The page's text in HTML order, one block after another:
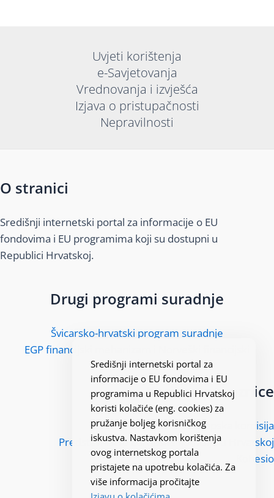
Uvjeti korištenja
e-Savjetovanja
Vrednovanja i izvješća
Izjava o pristupačnosti
Nepravilnosti
O stranici
Središnji internetski portal za informacije o EU
fondovima i EU programima koji su dostupni u
Republici Hrvatskoj.
Drugi programi suradnje
Švicarsko-hrvatski program suradnje
EGP financijski mehanizam i Norveški financijski
mehanizam
Korisne poveznice
Europska komisija
Predstavništvo Europske komisije u Hrvatskoj
Kohesio
Središnji internetski portal za
informacije o EU fondovima i EU
programima u Republici Hrvatskoj
koristi kolačiće (eng. cookies) za
pružanje boljeg korisničkog
iskustva. Nastavkom korištenja
ovog internetskog portala
pristajete na upotrebu kolačića. Za
više informacija pročitajte